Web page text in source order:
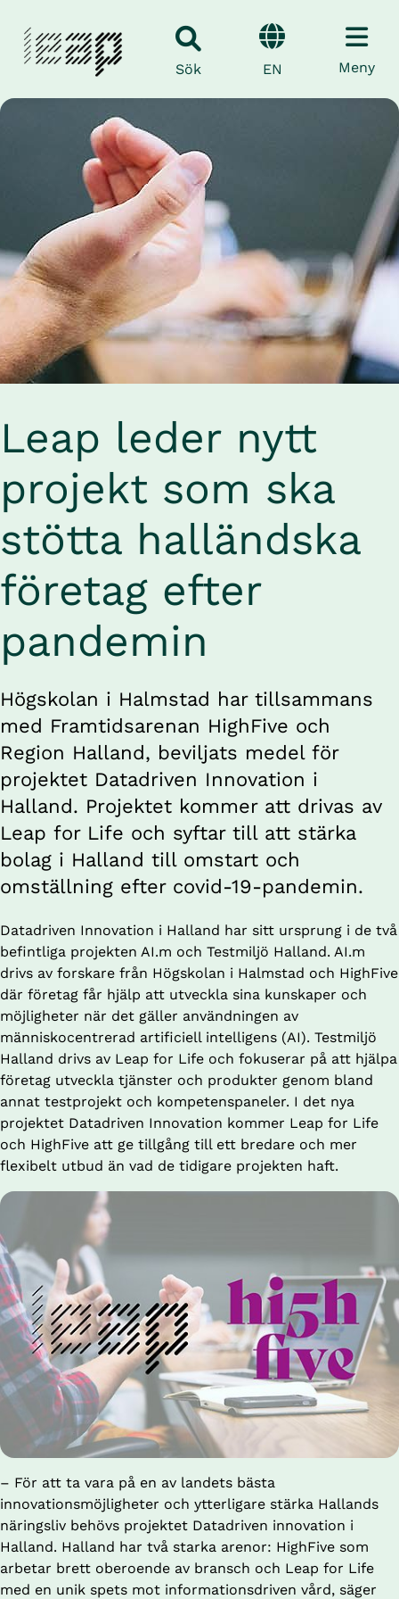
Sök EN Meny
Leap leder nytt
projekt som ska
stötta halländska
företag efter
pandemin
Högskolan i Halmstad har tillsammans
med Framtidsarenan HighFive och
Region Halland, beviljats medel för
projektet Datadriven Innovation i
Halland. Projektet kommer att drivas av
Leap for Life och syftar till att stärka
bolag i Halland till omstart och
omställning efter covid-19-pandemin.
Datadriven Innovation i Halland har sitt ursprung i de två
befintliga projekten AI.m och Testmiljö Halland. AI.m
drivs av forskare från Högskolan i Halmstad och HighFive
där företag får hjälp att utveckla sina kunskaper och
möjligheter när det gäller användningen av
människocentrerad artificiell intelligens (AI). Testmiljö
Halland drivs av Leap for Life och fokuserar på att hjälpa
företag utveckla tjänster och produkter genom bland
annat testprojekt och kompetenspaneler. I det nya
projektet Datadriven Innovation kommer Leap for Life
och HighFive att ge tillgång till ett bredare och mer
flexibelt utbud än vad de tidigare projekten haft.
– För att ta vara på en av landets bästa
innovationsmöjligheter och ytterligare stärka Hallands
näringsliv behövs projektet Datadriven innovation i
Halland. Halland har två starka arenor: HighFive som
arbetar brett oberoende av bransch och Leap for Life
med en unik spets mot informationsdriven vård, säger